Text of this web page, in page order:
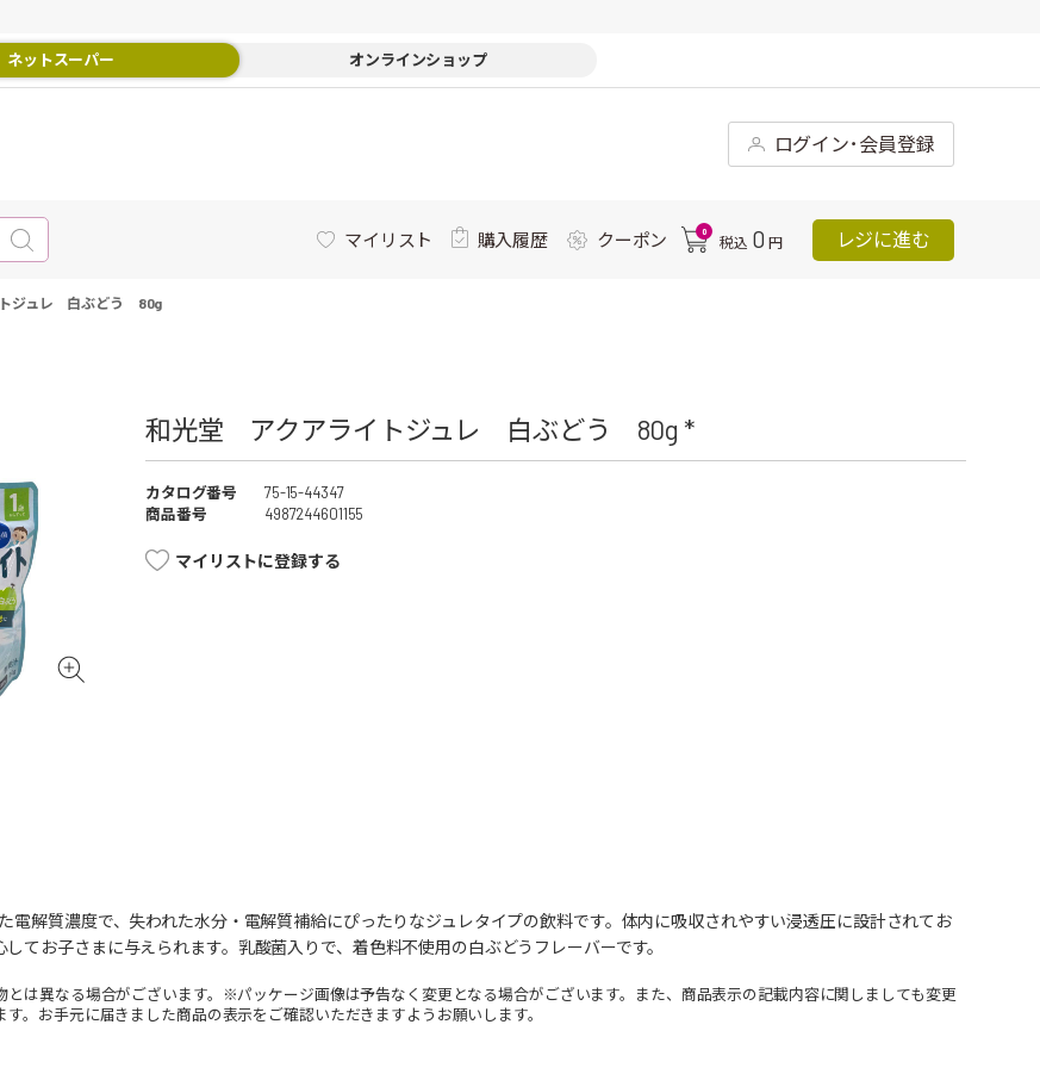
ネットスーパー オンラインショップ
ログイン･会員登録
マイリスト 購入履歴 クーポン 0
税込 0 円 レジに進む
ジュレ 白ぶどう 80g
和光堂 アクアライトジュレ 白ぶどう 80g *
カタログ番号
75-15-44347
商品番号
4987244601155
マイリストに登録する
電解質濃度で、失われた水分・電解質補給にぴったりなジュレタイプの飲料です。体内に吸収されやすい浸透圧に設計されてお
してお子さまに与えられます。乳酸菌入りで、着色料不使用の白ぶどうフレーバーです。
は異なる場合がございます。※パッケージ画像は予告なく変更となる場合がございます。また、商品表示の記載内容に関しましても変更
す。お手元に届きました商品の表示をご確認いただきますようお願いします。